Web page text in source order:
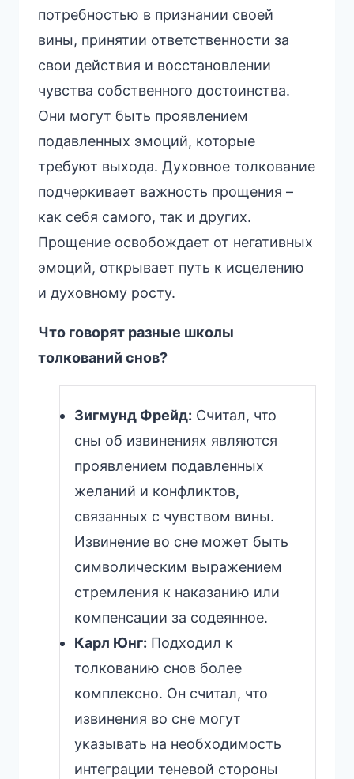
потребностью в признании своей
вины, принятии ответственности за
свои действия и восстановлении
чувства собственного достоинства.
Они могут быть проявлением
подавленных эмоций, которые
требуют выхода. Духовное толкование
подчеркивает важность прощения –
как себя самого, так и других.
Прощение освобождает от негативных
эмоций, открывает путь к исцелению
и духовному росту.
Что говорят разные школы
толкований снов?
Зигмунд Фрейд: Считал, что
сны об извинениях являются
проявлением подавленных
желаний и конфликтов,
связанных с чувством вины.
Извинение во сне может быть
символическим выражением
стремления к наказанию или
компенсации за содеянное.
Карл Юнг: Подходил к
толкованию снов более
комплексно. Он считал, что
извинения во сне могут
указывать на необходимость
интеграции теневой стороны